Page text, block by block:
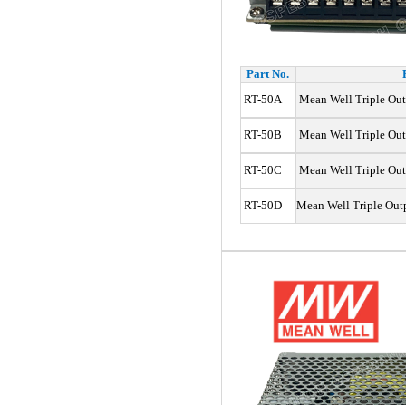
Part No.
RT-50A
Mean Well Triple
RT-50B Mean Well Triple
RT-50C Mean Well Triple
RT-50D Mean Well Triple